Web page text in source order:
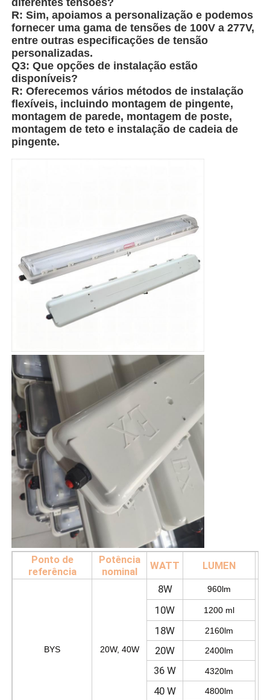
Caixa à prova de explosão
interruptor à prova de explosão
Glândulas de cabo à prova de explosão
tomada e soquete à prova de explosões
diferentes tensões?
R: Sim, apoiamos a personalização e podemos
fornecer uma gama de tensões de 100V a 277V,
entre outras especificações de tensão
personalizadas.
Q3: Que opções de instalação estão
disponíveis?
R: Oferecemos vários métodos de instalação
flexíveis, incluindo montagem de pingente,
montagem de parede, montagem de poste,
montagem de teto e instalação de cadeia de
pingente.
Ponto de
referência
Potência
nominal
WATT LUMEN
BYS 20W, 40W
8W 960lm
10W 1200 ml
18W 2160lm
20W 2400lm
36 W 4320lm
40 W 4800lm